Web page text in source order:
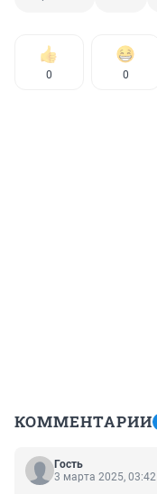
0 0
КОММЕНТАРИИ
Гость
3 марта 2025, 03:42